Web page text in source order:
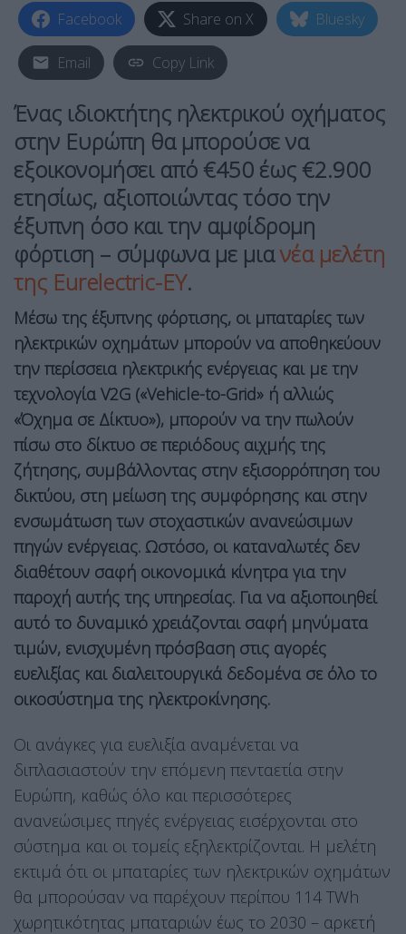
Facebook Share on X Bluesky
Email Copy Link
Ένας ιδιοκτήτης ηλεκτρικού οχήματος
στην Ευρώπη θα μπορούσε να
εξοικονομήσει από €450 έως €2.900
ετησίως, αξιοποιώντας τόσο την
έξυπνη όσο και την αμφίδρομη
φόρτιση – σύμφωνα με μιανέα μελέτη
της Eurelectric-EY.
Μέσω της έξυπνης φόρτισης, οι μπαταρίες των
ηλεκτρικών οχημάτων μπορούν να αποθηκεύουν
την περίσσεια ηλεκτρικής ενέργειας και με την
τεχνολογία V2G («Vehicle-to-Grid» ή αλλιώς
«Όχημα σε Δίκτυο»), μπορούν να την πωλούν
πίσω στο δίκτυο σε περιόδους αιχμής της
ζήτησης, συμβάλλοντας στην εξισορρόπηση του
δικτύου, στη μείωση της συμφόρησης και στην
ενσωμάτωση των στοχαστικών ανανεώσιμων
πηγών ενέργειας. Ωστόσο, οι καταναλωτές δεν
διαθέτουν σαφή οικονομικά κίνητρα για την
παροχή αυτής της υπηρεσίας. Για να αξιοποιηθεί
αυτό το δυναμικό χρειάζονται σαφή μηνύματα
τιμών, ενισχυμένη πρόσβαση στις αγορές
ευελιξίας και διαλειτουργικά δεδομένα σε όλο το
οικοσύστημα της ηλεκτροκίνησης.
Οι ανάγκες για ευελιξία αναμένεται να
διπλασιαστούν την επόμενη πενταετία στην
Ευρώπη, καθώς όλο και περισσότερες
ανανεώσιμες πηγές ενέργειας εισέρχονται στο
σύστημα και οι τομείς εξηλεκτρίζονται. Η μελέτη
εκτιμά ότι οι μπαταρίες των ηλεκτρικών οχημάτων
θα μπορούσαν να παρέχουν περίπου 114 TWh
χωρητικότητας μπαταριών έως το 2030 – αρκετή